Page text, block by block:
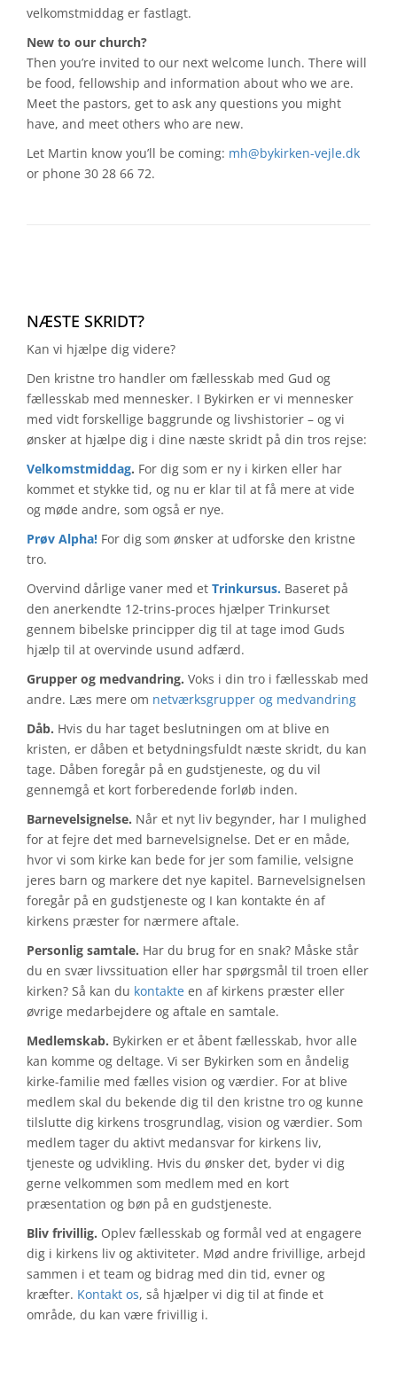
velkomstmiddag er fastlagt.
New to our church?
Then you’re invited to our next welcome lunch. There will
be food, fellowship and information about who we are.
Meet the pastors, get to ask any questions you might
have, and meet others who are new.
Let Martin know you’ll be coming: mh@bykirken-vejle.dk
or phone 30 28 66 72.
NÆSTE SKRIDT?
Kan vi hjælpe dig videre?
Den kristne tro handler om fællesskab med Gud og
fællesskab med mennesker. I Bykirken er vi mennesker
med vidt forskellige baggrunde og livshistorier – og vi
ønsker at hjælpe dig i dine næste skridt på din tros rejse:
Velkomstmiddag. For dig som er ny i kirken eller har
kommet et stykke tid, og nu er klar til at få mere at vide
og møde andre, som også er nye.
Prøv Alpha! For dig som ønsker at udforske den kristne
tro.
Overvind dårlige vaner med et Trinkursus. Baseret på
den anerkendte 12-trins-proces hjælper Trinkurset
gennem bibelske principper dig til at tage imod Guds
hjælp til at overvinde usund adfærd.
Grupper og medvandring. Voks i din tro i fællesskab med
andre. Læs mere om netværksgrupper og medvandring
Dåb. Hvis du har taget beslutningen om at blive en
kristen, er dåben et betydningsfuldt næste skridt, du kan
tage. Dåben foregår på en gudstjeneste, og du vil
gennemgå et kort forberedende forløb inden.
Barnevelsignelse. Når et nyt liv begynder, har I mulighed
for at fejre det med barnevelsignelse. Det er en måde,
hvor vi som kirke kan bede for jer som familie, velsigne
jeres barn og markere det nye kapitel. Barnevelsignelsen
foregår på en gudstjeneste og I kan kontakte én af
kirkens præster for nærmere aftale.
Personlig samtale. Har du brug for en snak? Måske står
du en svær livssituation eller har spørgsmål til troen eller
kirken? Så kan du kontakte en af kirkens præster eller
øvrige medarbejdere og aftale en samtale.
Medlemskab. Bykirken er et åbent fællesskab, hvor alle
kan komme og deltage. Vi ser Bykirken som en åndelig
kirke-familie med fælles vision og værdier. For at blive
medlem skal du bekende dig til den kristne tro og kunne
tilslutte dig kirkens trosgrundlag, vision og værdier. Som
medlem tager du aktivt medansvar for kirkens liv,
tjeneste og udvikling. Hvis du ønsker det, byder vi dig
gerne velkommen som medlem med en kort
præsentation og bøn på en gudstjeneste.
Bliv frivillig. Oplev fællesskab og formål ved at engagere
dig i kirkens liv og aktiviteter. Mød andre frivillige, arbejd
sammen i et team og bidrag med din tid, evner og
kræfter. Kontakt os, så hjælper vi dig til at finde et
område, du kan være frivillig i.